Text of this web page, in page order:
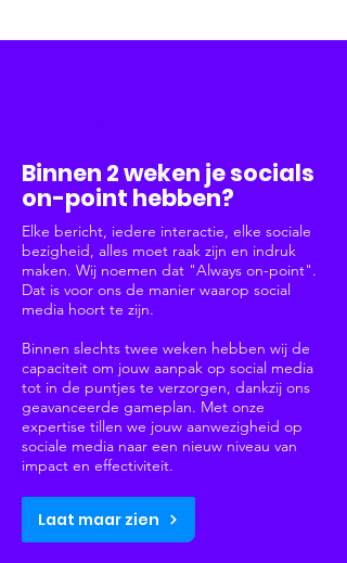
Binnen 2 weken je socials
on-point hebben?
Elke bericht, iedere interactie, elke sociale
bezigheid, alles moet raak zijn en indruk
maken. Wij noemen dat "Always on-point".
Dat is voor ons de manier waarop social
media hoort te zijn.
Binnen slechts twee weken hebben wij de
capaciteit om jouw aanpak op social media
tot in de puntjes te verzorgen, dankzij ons
geavanceerde gameplan. Met onze
expertise tillen we jouw aanwezigheid op
sociale media naar een nieuw niveau van
impact en effectiviteit.
Laat maar zien